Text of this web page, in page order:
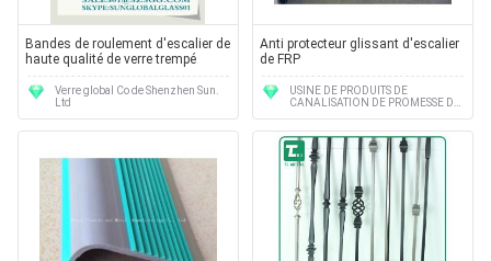
Bandes de roulement d'escalier de
haute qualité de verre trempé
Verre global Co de Shenzhen Sun.
Ltd
Anti protecteur glissant d'escalier
de FRP
USINE DE PRODUITS DE
CANALISATION DE PROMESSE DE